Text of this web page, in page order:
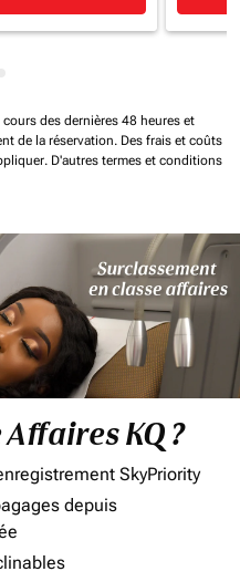
de cmp-pagination-
des dernières 48 heures et
de la réservation. Des frais et coûts
D'autres termes et conditions
KQ ?
SkyPriority
depuis